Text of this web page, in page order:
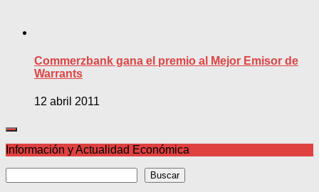
Commerzbank gana el premio al Mejor Emisor de
Warrants
12 abril 2011
Información y Actualidad Económica
Buscar